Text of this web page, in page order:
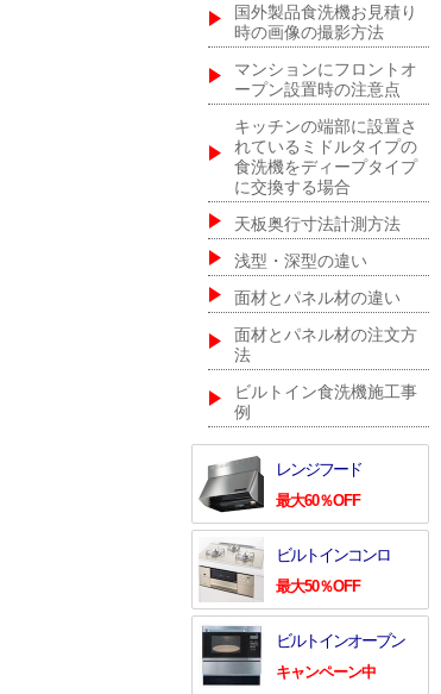
国外製品食洗機お見積り
時の画像の撮影方法
マンションにフロントオ
ープン設置時の注意点
キッチンの端部に設置さ
れているミドルタイプの
食洗機をディープタイプ
に交換する場合
天板奥行寸法計測方法
浅型・深型の違い
面材とパネル材の違い
面材とパネル材の注文方
法
ビルトイン食洗機施工事
例
レンジフード
最大60％OFF
ビルトインコンロ
最大50％OFF
ビルトインオーブン
キャンペーン中